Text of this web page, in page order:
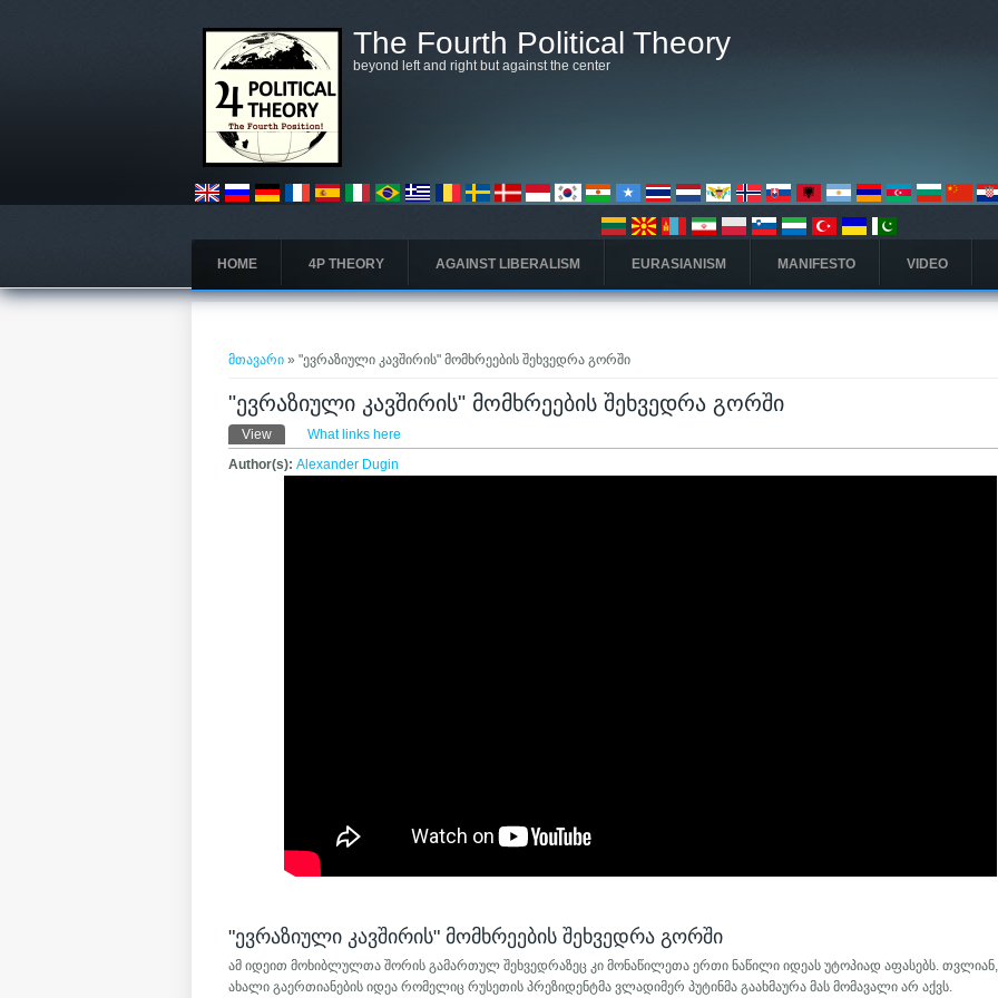
The Fourth Political Theory
beyond left and right but against the center
HOME 4P THEORY AGAINST LIBERALISM EURASIANISM MANIFESTO VIDEO
მთავარი » "ევრაზიული კავშირის" მომხრეების შეხვედრა გორში
"ევრაზიული კავშირის" მომხრეების შეხვედრა გორში
Primary tabs
View (active tab)What links here
Author(s):Alexander Dugin
"ევრაზიული კავშირის" მომხრეების შეხვედრა გორში
ამ იდეით მოხიბლულთა შორის გამართულ შეხვედრაზეც კი მონაწილეთა ერთი ნაწილი იდეას უტოპიად აფასებს.
ახალი გაერთიანების იდეა რომელიც რუსეთის პრეზიდენტმა ვლადიმერ პუტინმა გაახმაურა მას მომავალი არ აქვს.